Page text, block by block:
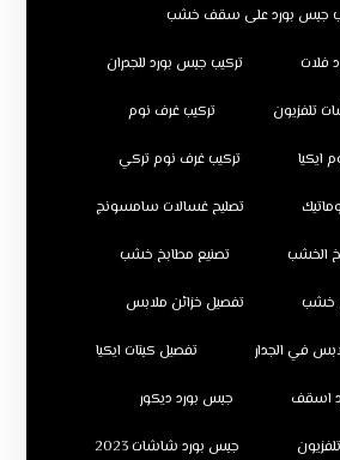
جبس بورد على سقف خشب
فلات تركيب جبس بورد للجدران
تلفزيون تركيب غرف نوم
ايكيا تركيب غرف نوم تركي
تصليح غسالات سامسونج
الخشب تصنيع مطابخ خشب
خشب تفصيل خزائن ملابس
في الجدار تفصيل كبتات ايكيا
اسقف جبس بورد ديكور
جبس بورد شاشات 2023